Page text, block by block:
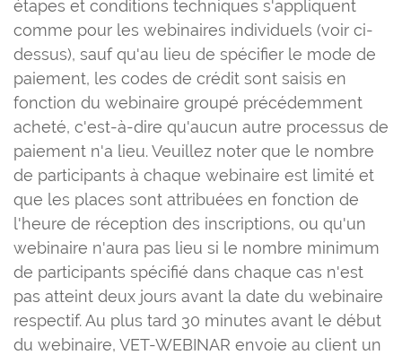
étapes et conditions techniques s'appliquent
comme pour les webinaires individuels (voir ci-
dessus), sauf qu'au lieu de spécifier le mode de
paiement, les codes de crédit sont saisis en
fonction du webinaire groupé précédemment
acheté, c'est-à-dire qu'aucun autre processus de
paiement n'a lieu. Veuillez noter que le nombre
de participants à chaque webinaire est limité et
que les places sont attribuées en fonction de
l'heure de réception des inscriptions, ou qu'un
webinaire n'aura pas lieu si le nombre minimum
de participants spécifié dans chaque cas n'est
pas atteint deux jours avant la date du webinaire
respectif. Au plus tard 30 minutes avant le début
du webinaire, VET-WEBINAR envoie au client un